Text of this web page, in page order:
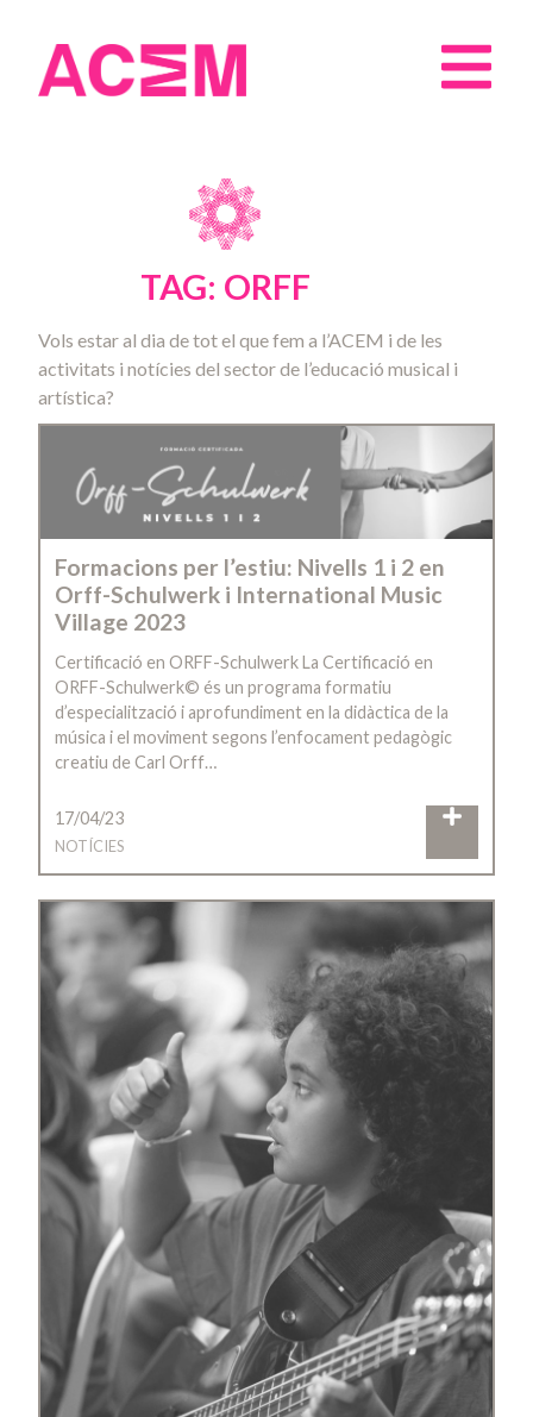
TAG: ORFF
Vols estar al dia de tot el que fem a l’ACEM i de les
activitats i notícies del sector de l’educació musical i
artística?
Formacions per l’estiu: Nivells 1 i 2 en
Orff-Schulwerk i International Music
Village 2023
Certificació en ORFF-Schulwerk La Certificació en
ORFF-Schulwerk© és un programa formatiu
d’especialització i aprofundiment en la didàctica de la
música i el moviment segons l’enfocament pedagògic
creatiu de Carl Orff…
17/04/23
NOTÍCIES